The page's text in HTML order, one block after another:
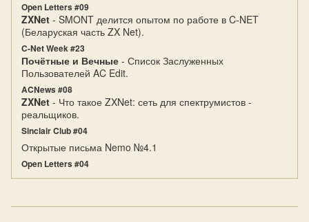
Open Letters #09
ZXNet - SMONT делится опытом по работе в C-NET
(Беларуская часть ZX Net).
C-Net Week #23
Почётные и Вечные - Список Заслуженных
Пользователей AC Edit.
ACNews #08
ZXNet - Что такое ZXNet: сеть для спектрумистов -
реальщиков.
Sinclair Club #04
Открытые письма Nemo №4.1
Open Letters #04